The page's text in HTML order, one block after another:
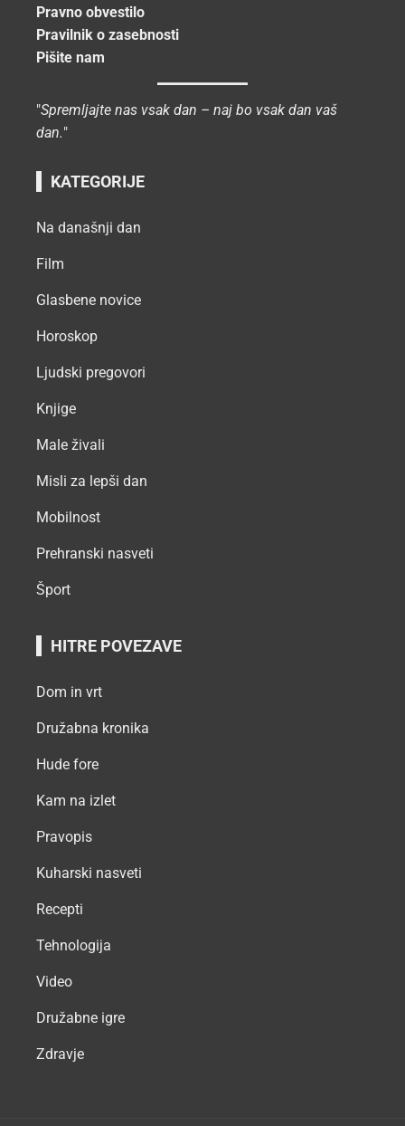
Pravno obvestilo
Pravilnik o zasebnosti
Pišite nam
"Spremljajte nas vsak dan – naj bo vsak dan vaš
dan."
KATEGORIJE
Na današnji dan
Film
Glasbene novice
Horoskop
Ljudski pregovori
Knjige
Male živali
Misli za lepši dan
Mobilnost
Prehranski nasveti
Šport
HITRE POVEZAVE
Dom in vrt
Družabna kronika
Hude fore
Kam na izlet
Pravopis
Kuharski nasveti
Recepti
Tehnologija
Video
Družabne igre
Zdravje